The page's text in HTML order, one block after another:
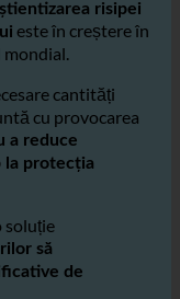
risipei
cantități
cu provocarea
reduce
soluție
să